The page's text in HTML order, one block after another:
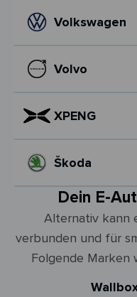
Volkswagen
Volvo
XPENG
Škoda
Dein E-
Alternativ kann
verbunden und für
Folgende